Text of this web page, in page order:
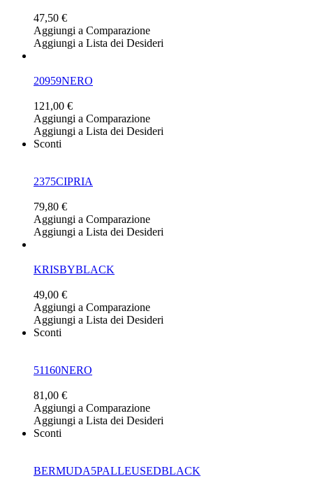
47,50 €
Aggiungi a Comparazione
Aggiungi a Lista dei Desideri
20959NERO
121,00 €
Aggiungi a Comparazione
Aggiungi a Lista dei Desideri
Sconti
2375CIPRIA
79,80 €
Aggiungi a Comparazione
Aggiungi a Lista dei Desideri
KRISBYBLACK
49,00 €
Aggiungi a Comparazione
Aggiungi a Lista dei Desideri
Sconti
51160NERO
81,00 €
Aggiungi a Comparazione
Aggiungi a Lista dei Desideri
Sconti
BERMUDA5PALLEUSEDBLACK